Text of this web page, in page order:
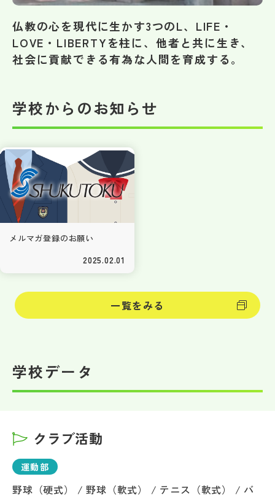
NettyLandかわら版
その他
個人情報保護方針
サイトマップ
運営会社
仏教の心を現代に生かす3つのL、LIFE・
LOVE・LIBERTYを柱に、他者と共に生き、
社会に貢献できる有為な人間を育成する。
学校からのお知らせ
メルマガ登録のお願い
2025.02.01
一覧をみる
学校データ
クラブ活動
運動部
野球（硬式） / 野球（軟式） / テニス（軟式） / バ